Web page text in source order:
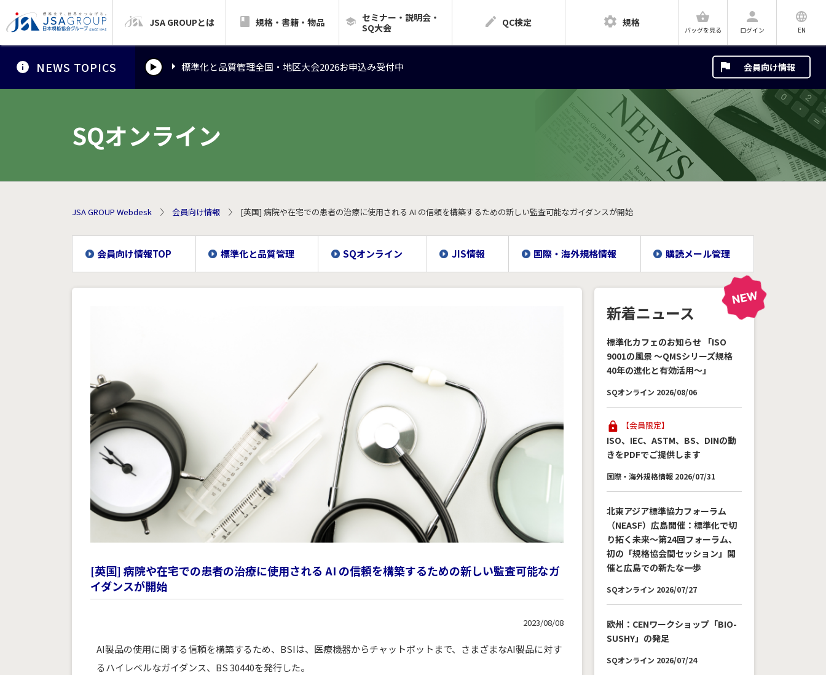
JSA GROUPとは 規格・書籍・物品
セミナー・説明会・
SQ大会
QC検定 規格
バッグを見る ログイン EN
NEWS TOPICS
標準化と品質管理全国・地区大会2026お申込み受付中
標準化と品質管理全国・地区大会2026お申込み受付中 会員向け情報
SQオンライン
JSA GROUP Webdesk 会員向け情報 [英国] 病院や在宅での患者の治療に使用される AI の信頼を構築するための新しい監査可能なガイダンスが開始
会員向け情報TOP 標準化と品質管理 SQオンライン JIS情報 国際・海外規格情報 購読メール管理
[英国] 病院や在宅での患者の治療に使用される AI の信頼を構築するための新しい監査可能なガ
イダンスが開始
2023/08/08
AI製品の使用に関する信頼を構築するため、BSIは、医療機器からチャットボットまで、さまざまなAI製品に対す
るハイレベルなガイダンス、BS 30440を発行した。
新着ニュース
標準化カフェのお知らせ 「ISO
9001の風景 ～QMSシリーズ規格
40年の進化と有効活用～」
SQオンライン 2026/08/06
【会員限定】
ISO、IEC、ASTM、BS、DINの動
きをPDFでご提供します
国際・海外規格情報 2026/07/31
北東アジア標準協力フォーラム
（NEASF）広島開催：標準化で切
り拓く未来～第24回フォーラム、
初の「規格協会間セッション」開
催と広島での新たな一歩
SQオンライン 2026/07/27
欧州：CENワークショップ「BIO-
SUSHY」の発足
SQオンライン 2026/07/24